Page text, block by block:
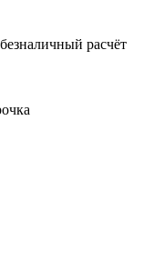
расчёт